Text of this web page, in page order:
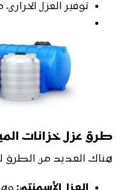
توفير العزل
طرق عزل خزانات
هناك العديد من الطرق